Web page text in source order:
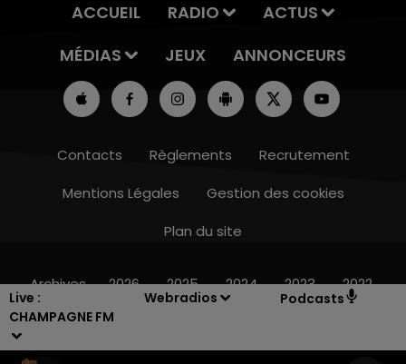
Live :
CHAMPAGNE FM
Webradios Podcasts
10h00 - 14h00
ACCUEIL RADIO
ACTUS
MÉDIAS
JEUX ANNONCEURS
Contacts Règlements
Recrutement
Mentions Légales
Gestion des cookies
Plan du site
Archives 2026 2025 2024 2023 2022